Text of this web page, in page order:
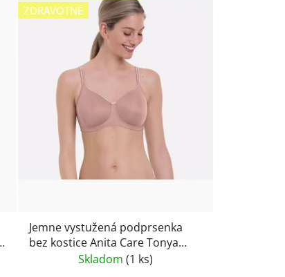
ZDRAVOTNÉ
Jemne vystužená podprsenka
bez kostice Anita Care Tonya
Skladom (1 ks)